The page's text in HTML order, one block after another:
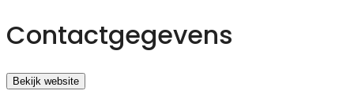
Contactgegevens
Bekijk website